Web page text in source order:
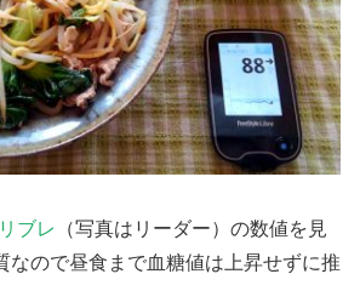
ブレ
（写真はリーダー）の数値を見
なので昼食まで血糖値は上昇せずに推